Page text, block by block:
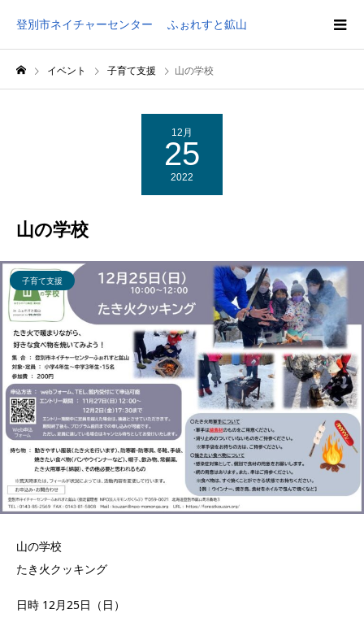
登別市ネイチャーセンター ふぉれすと鉱山
イベント 子育て支援 山の学校
12月
25
2022
山の学校
子育て支援
山の学校
たき火クッキング
日時 12月25日（日）